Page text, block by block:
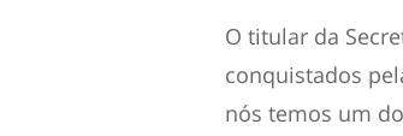
O titular da
conquistados
nós temos um